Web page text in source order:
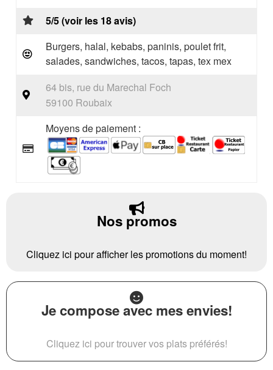
5/5 (voir les 18 avis)
Burgers, halal, kebabs, paninis, poulet frit,
salades, sandwiches, tacos, tapas, tex mex
64 bis, rue du Marechal Foch
59100 Roubaix
Moyens de paiement :
Nos promos
Cliquez ici pour afficher les promotions du moment!
Je compose avec mes envies!
Cliquez ici pour trouver vos plats préférés!